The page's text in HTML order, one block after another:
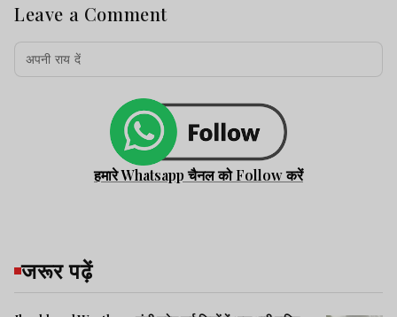
Leave a Comment
हमारे Whatsapp चैनल को Follow करें
जरूर पढ़ें